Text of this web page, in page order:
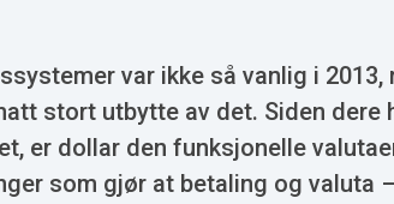
var ikke så vanlig i 2013,
stort utbytte av det. Siden dere
er dollar den funksjonelle
som gjør at betaling og valuta